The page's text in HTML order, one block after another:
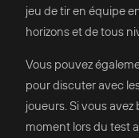
jeu de tir en équipe
horizons et de tous
Vous pouvez
pour discuter avec
joueurs. Si vous
moment lors du test